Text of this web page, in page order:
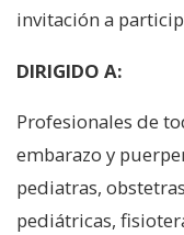
invitación a
DIRIGIDO A:
Profesionales de
embarazo y
pediatras,
pediátricas,